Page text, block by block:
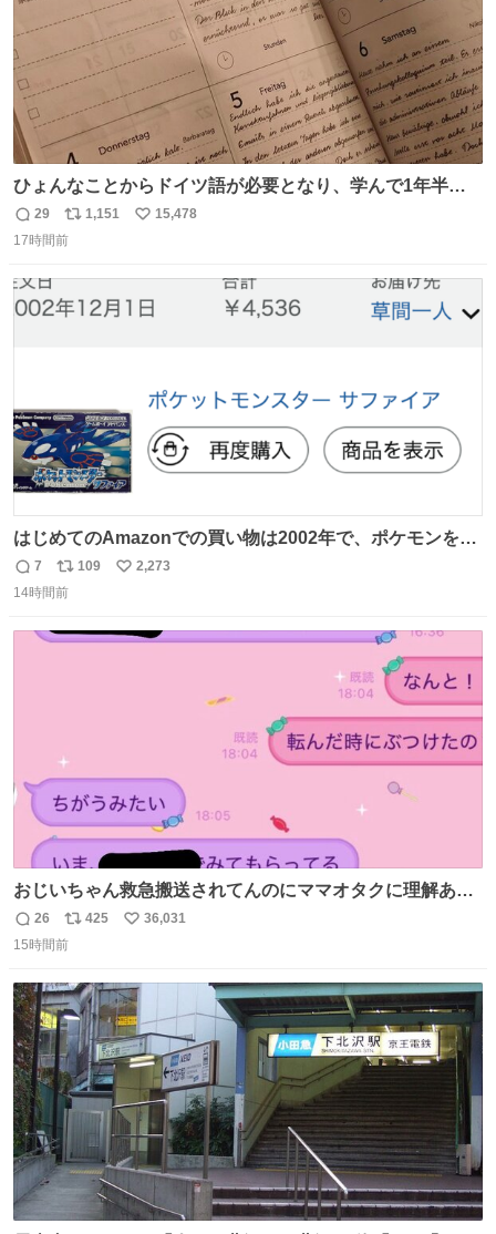
ひょんなことからドイツ語が必要となり、学んで1年半に
なる。 ちなみに最初の半年で『必携ドイツ文法総まとめ』
と『重要単語4000』を数十周して丸暗記した。読み書きに
Geminiの添削もエラーの指摘は激減し、上級の表現を教え
てもらう今日この頃。
返
信
29
リ
ポ
数
1,151
い
15,478
17時間前
はじめてのAmazonでの買い物は2002年で、ポケモンを買
ったようだ 24年前かぁ。
返
信
7
リ
ポ
ト
109
い
数
2,273
14時間前
おじいちゃん救急搬送されてんのにママオタクに理解あっ
て不謹慎だけどウケる
返
信
26
リ
ポ
ト
数
425
い
数
36,031
15時間前